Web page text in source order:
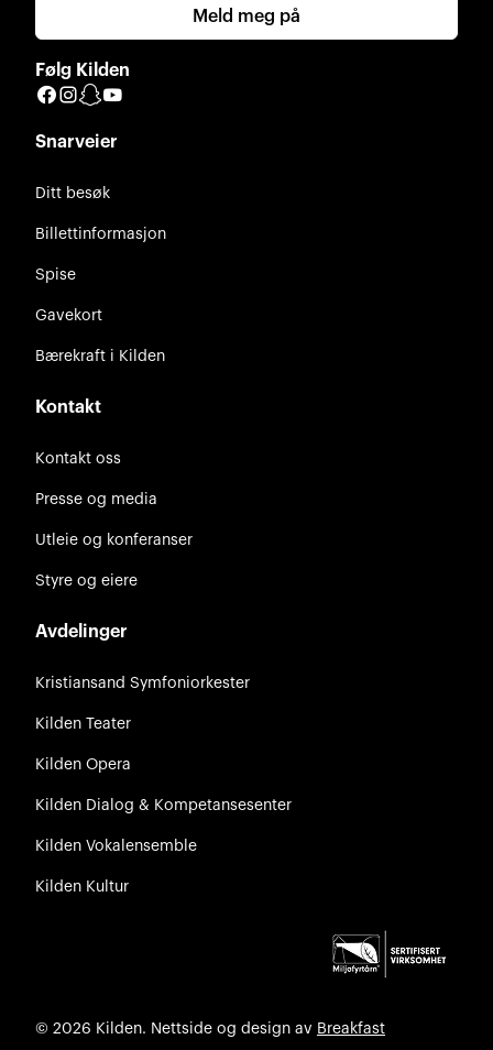
Meld meg på
Følg Kilden
Facebook
Instagram
Snapchat
Snarveier
Ditt besøk
Billettinformasjon
Spise
Gavekort
Bærekraft i Kilden
Kontakt
Kontakt oss
Presse og media
Utleie og konferanser
Styre og eiere
Avdelinger
Kristiansand Symfoniorkester
Kilden Teater
Kilden Opera
Kilden Dialog & Kompetansesenter
Kilden Vokalensemble
Kilden Kultur
© 2026 Kilden. Nettside og design av Breakfast